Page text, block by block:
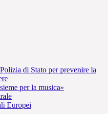
di Stato per prevenire la
per la musica»
Europei